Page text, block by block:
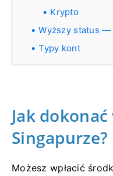
Krypto
Wyższy status
Typy kont
Jak
Singapurze?
Możesz wpłacić